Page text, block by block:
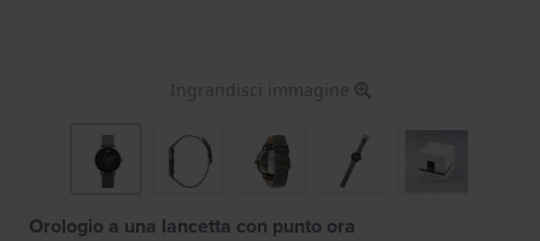
Ingrandisci immagine
Orologio a una lancetta con punto ora